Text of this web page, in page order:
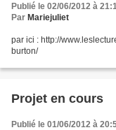
Publié le 02/06/2012 à
Par Mariejuliet
par ici : http://
burton/
Projet en cours
Publié le 01/06/2012 à